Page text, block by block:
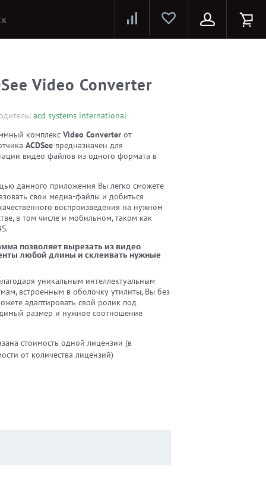
Video Converter
acd systems international
комплекс Video Converter от
ACDSee предназначен для
видео файлов из одного формата в
данного приложения Вы легко сможете
свои медиа-файлы и добиться
воспроизведения на нужном
в том числе и мобильном, таком как
позволяет вырезать из видео
любой длины и склеивать нужные
уникальным интеллектуальным
встроенным в оболочку утилиты, Вы без
адаптировать свой ролик под
размер и нужное соотношение
стоимость одной лицензии (в
от количества лицензий)